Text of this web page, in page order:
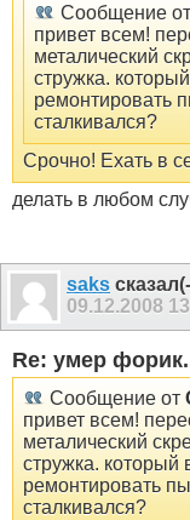
Сообщение от
привет всем!
металический
стружка.
ремонтировать
сталкивался?
Срочно! Ехать в
делать в любом
saks
09.12.2008
Re: умер
Сообщение от
привет всем!
металический
стружка. который
ремонтировать
сталкивался?